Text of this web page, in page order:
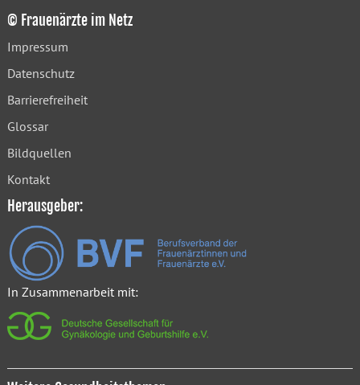
© Frauenärzte im Netz
Impressum
Datenschutz
Barrierefreiheit
Glossar
Bildquellen
Kontakt
Herausgeber:
In Zusammenarbeit mit: